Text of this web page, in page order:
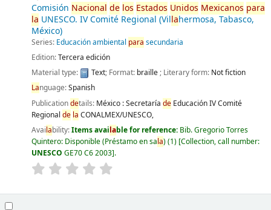
Comisión Nacional de los Estados Unidos Mexicanos para
la UNESCO. IV Comité Regional (Villahermosa, Tabasco,
México)
Series: Educación ambiental para secundaria
Edition:Tercera edición
Material type:
Text; Format: braille; Literary form: Not fiction
Language:Spanish
Publicationdetails: México :Secretaría deEducación IV Comité
Regional de la CONALMEX/UNESCO,
Availability:Items available for reference: Bib. Gregorio Torres
Quintero: Disponible (Préstamo en sala)(1) Collection, call number:
UNESCO GE70 C6 2003 .